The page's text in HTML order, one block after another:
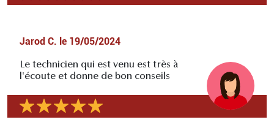
Jarod C. le 19/05/2024
Le technicien qui est venu est très à
l'écoute et donne de bon conseils